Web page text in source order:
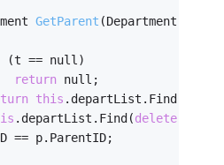
GetParent (Department t)
(t == null)
return null;
this .departList.Find(s =>
.departList.Find(delete
== p.ParentID;